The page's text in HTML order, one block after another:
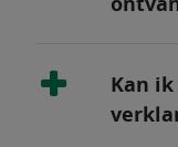
Kan ik